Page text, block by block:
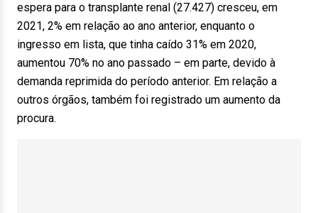
espera para o transplante renal (27.427) cresceu, em
2021, 2% em relação ao ano anterior, enquanto o
ingresso em lista, que tinha caído 31% em 2020,
aumentou 70% no ano passado – em parte, devido à
demanda reprimida do período anterior. Em relação a
outros órgãos, também foi registrado um aumento da
procura.